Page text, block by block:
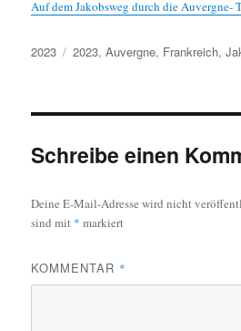
Auf dem Jakobsweg durch die Auvergne-
Kategorien
2023 Schlagwörter
2023,Auvergne, Frankreich,
Schreibe einen
Deine E-Mail-Adresse wird nicht
sind mit * markiert
KOMMENTAR *